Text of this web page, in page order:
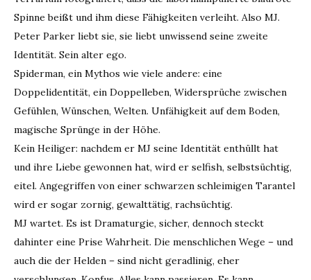
Spinne beißt und ihm diese Fähigkeiten verleiht. Also MJ.
Peter Parker liebt sie, sie liebt unwissend seine zweite
Identität. Sein alter ego.
Spiderman, ein Mythos wie viele andere: eine
Doppelidentität, ein Doppelleben, Widersprüche zwischen
Gefühlen, Wünschen, Welten. Unfähigkeit auf dem Boden,
magische Sprünge in der Höhe.
Kein Heiliger: nachdem er MJ seine Identität enthüllt hat
und ihre Liebe gewonnen hat, wird er selfish, selbstsüchtig,
eitel. Angegriffen von einer schwarzen schleimigen Tarantel
wird er sogar zornig, gewalttätig, rachsüchtig.
MJ wartet. Es ist Dramaturgie, sicher, dennoch steckt
dahinter eine Prise Wahrheit. Die menschlichen Wege – und
auch die der Helden – sind nicht geradlinig, eher